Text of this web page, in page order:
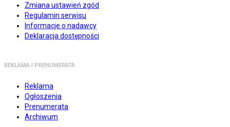
Zmiana ustawień zgód
Regulamin serwisu
Informacje o nadawcy
Deklaracja dostępności
REKLAMA I PRENUMERATA
Reklama
Ogłoszenia
Prenumerata
Archiwum